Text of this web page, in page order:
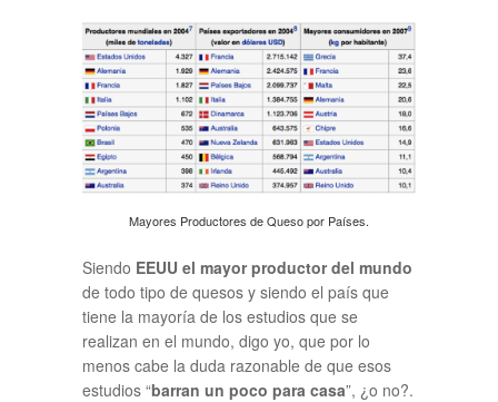
Mayores Productores de Queso por Países.
Siendo EEUU el mayor productor del mundo
de todo tipo de quesos y siendo el país que
tiene la mayoría de los estudios que se
realizan en el mundo, digo yo, que por lo
menos cabe la duda razonable de que esos
estudios “barran un poco para casa”, ¿o no?.